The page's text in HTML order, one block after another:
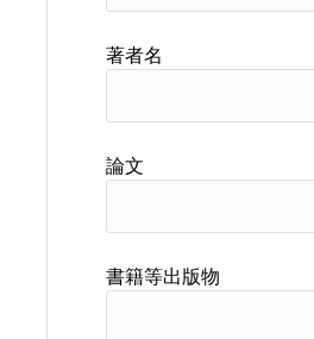
著者名
論文
書籍等出版物